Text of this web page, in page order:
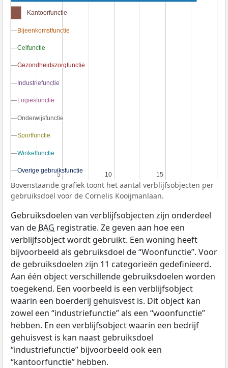
5
5 10
10 15
15
Kantoorfunctie
Kantoorfunctie
Bijeenkomstfunctie
Bijeenkomstfunctie
Celfunctie
Celfunctie
Gezondheidszorgfunctie
Gezondheidszorgfunctie
Industriefunctie
Industriefunctie
Logiesfunctie
Logiesfunctie
Onderwijsfunctie
Onderwijsfunctie
Sportfunctie
Sportfunctie
Winkelfunctie
Winkelfunctie
Overige gebruiksfunctie
Overige gebruiksfunctie
Bovenstaande grafiek toont het aantal verblijfsobjecten per
gebruiksdoel voor de Cornelis Kooijmanlaan.
Gebruiksdoelen van verblijfsobjecten zijn onderdeel
van de BAG registratie. Ze geven aan hoe een
verblijfsobject wordt gebruikt. Een woning heeft
bijvoorbeeld als gebruiksdoel de “Woonfunctie”. Voor
de gebruiksdoelen zijn 11 categorieën gedefinieerd.
Aan één object verschillende gebruiksdoelen worden
toegekend. Een voorbeeld is een verblijfsobject
waarin een boerderij gehuisvest is. Dit object kan
zowel een “industriefunctie” als een “woonfunctie”
hebben. En een verblijfsobject waarin een bedrijf
gehuisvest is kan naast gebruiksdoel
“industriefunctie” bijvoorbeeld ook een
“kantoorfunctie” hebben.